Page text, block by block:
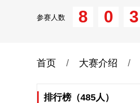
参赛人数 8 0 3
首页 / 大赛介绍 /
排行榜（485人）